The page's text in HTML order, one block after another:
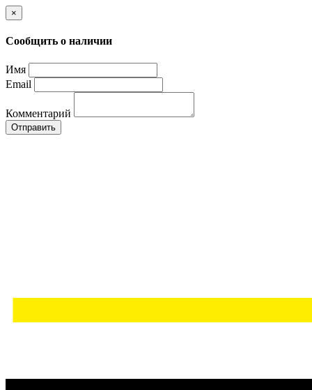
×
Сообщить о наличии
Имя
Email
Комментарий
Отправить